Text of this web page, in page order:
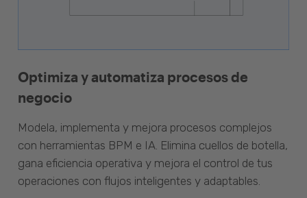
Optimiza y automatiza procesos de
negocio
Modela, implementa y mejora procesos complejos
con herramientas BPM e IA. Elimina cuellos de botella,
gana eficiencia operativa y mejora el control de tus
operaciones con flujos inteligentes y adaptables.